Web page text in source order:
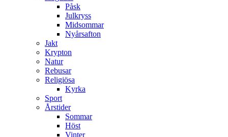
Påsk
Julkryss
Midsommar
Nyårsafton
Jakt
Krypton
Natur
Rebusar
Religiösa
Kyrka
Sport
Årstider
Sommar
Höst
Vinter